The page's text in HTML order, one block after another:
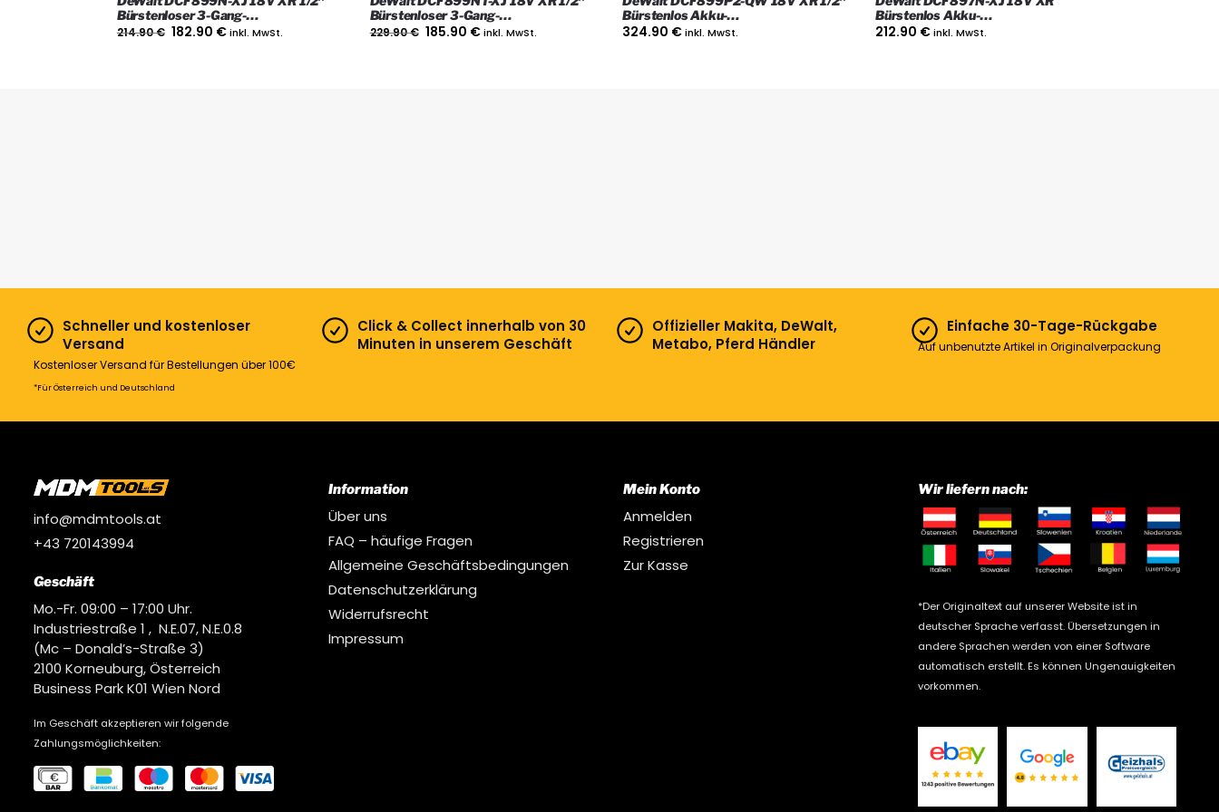
Bürstenloser 3-Gang-
Drehschlagschrauber, nur das Gerät
214.90€ 182.90 €inkl. MwSt.
Bürstenloser 3-Gang-
Drehschlagschrauber mit Koffer
229.90€ 185.90 € inkl. MwSt.
Bürstenlos Akku-
Drehschlagschrauber mit 2x 5 Ah
324.90 € inkl. MwSt.
Bürstenlos Akku-
Drehschlagschrauber (3/4″), Nur das
212.90 €inkl. MwSt.
Schneller und kostenloser
Versand
Kostenloser Versand für Bestellungen über 100€
*Für Österreich und Deutschland
Click & Collect innerhalb von 30
Minuten in unserem Geschäft
Offizieller Makita, DeWalt,
Metabo, Pferd Händler
Einfache 30-Tage-Rückgabe
Auf unbenutzte Artikel in Originalverpackung
info@mdmtools.at
+43 720143994
Geschäft
Mo.-Fr. 09:00 – 17:00 Uhr.
Industriestraße 1 , N.E.07, N.E.0.8
(Mc – Donald’s-Straße 3)
2100 Korneuburg, Österreich
Business Park K01 Wien Nord
Im Geschäft akzeptieren wir folgende
Zahlungsmöglichkeiten:
Information
Über uns
FAQ – häufige Fragen
Allgemeine Geschäftsbedingungen
Datenschutzerklärung
Widerrufsrecht
Impressum
Mein Konto
Anmelden
Registrieren
Zur Kasse
Wir liefern nach:
*Der Originaltext auf unserer Website ist in
deutscher Sprache verfasst. Übersetzungen in
andere Sprachen werden von einer Software
automatisch erstellt. Es können Ungenauigkeiten
vorkommen.